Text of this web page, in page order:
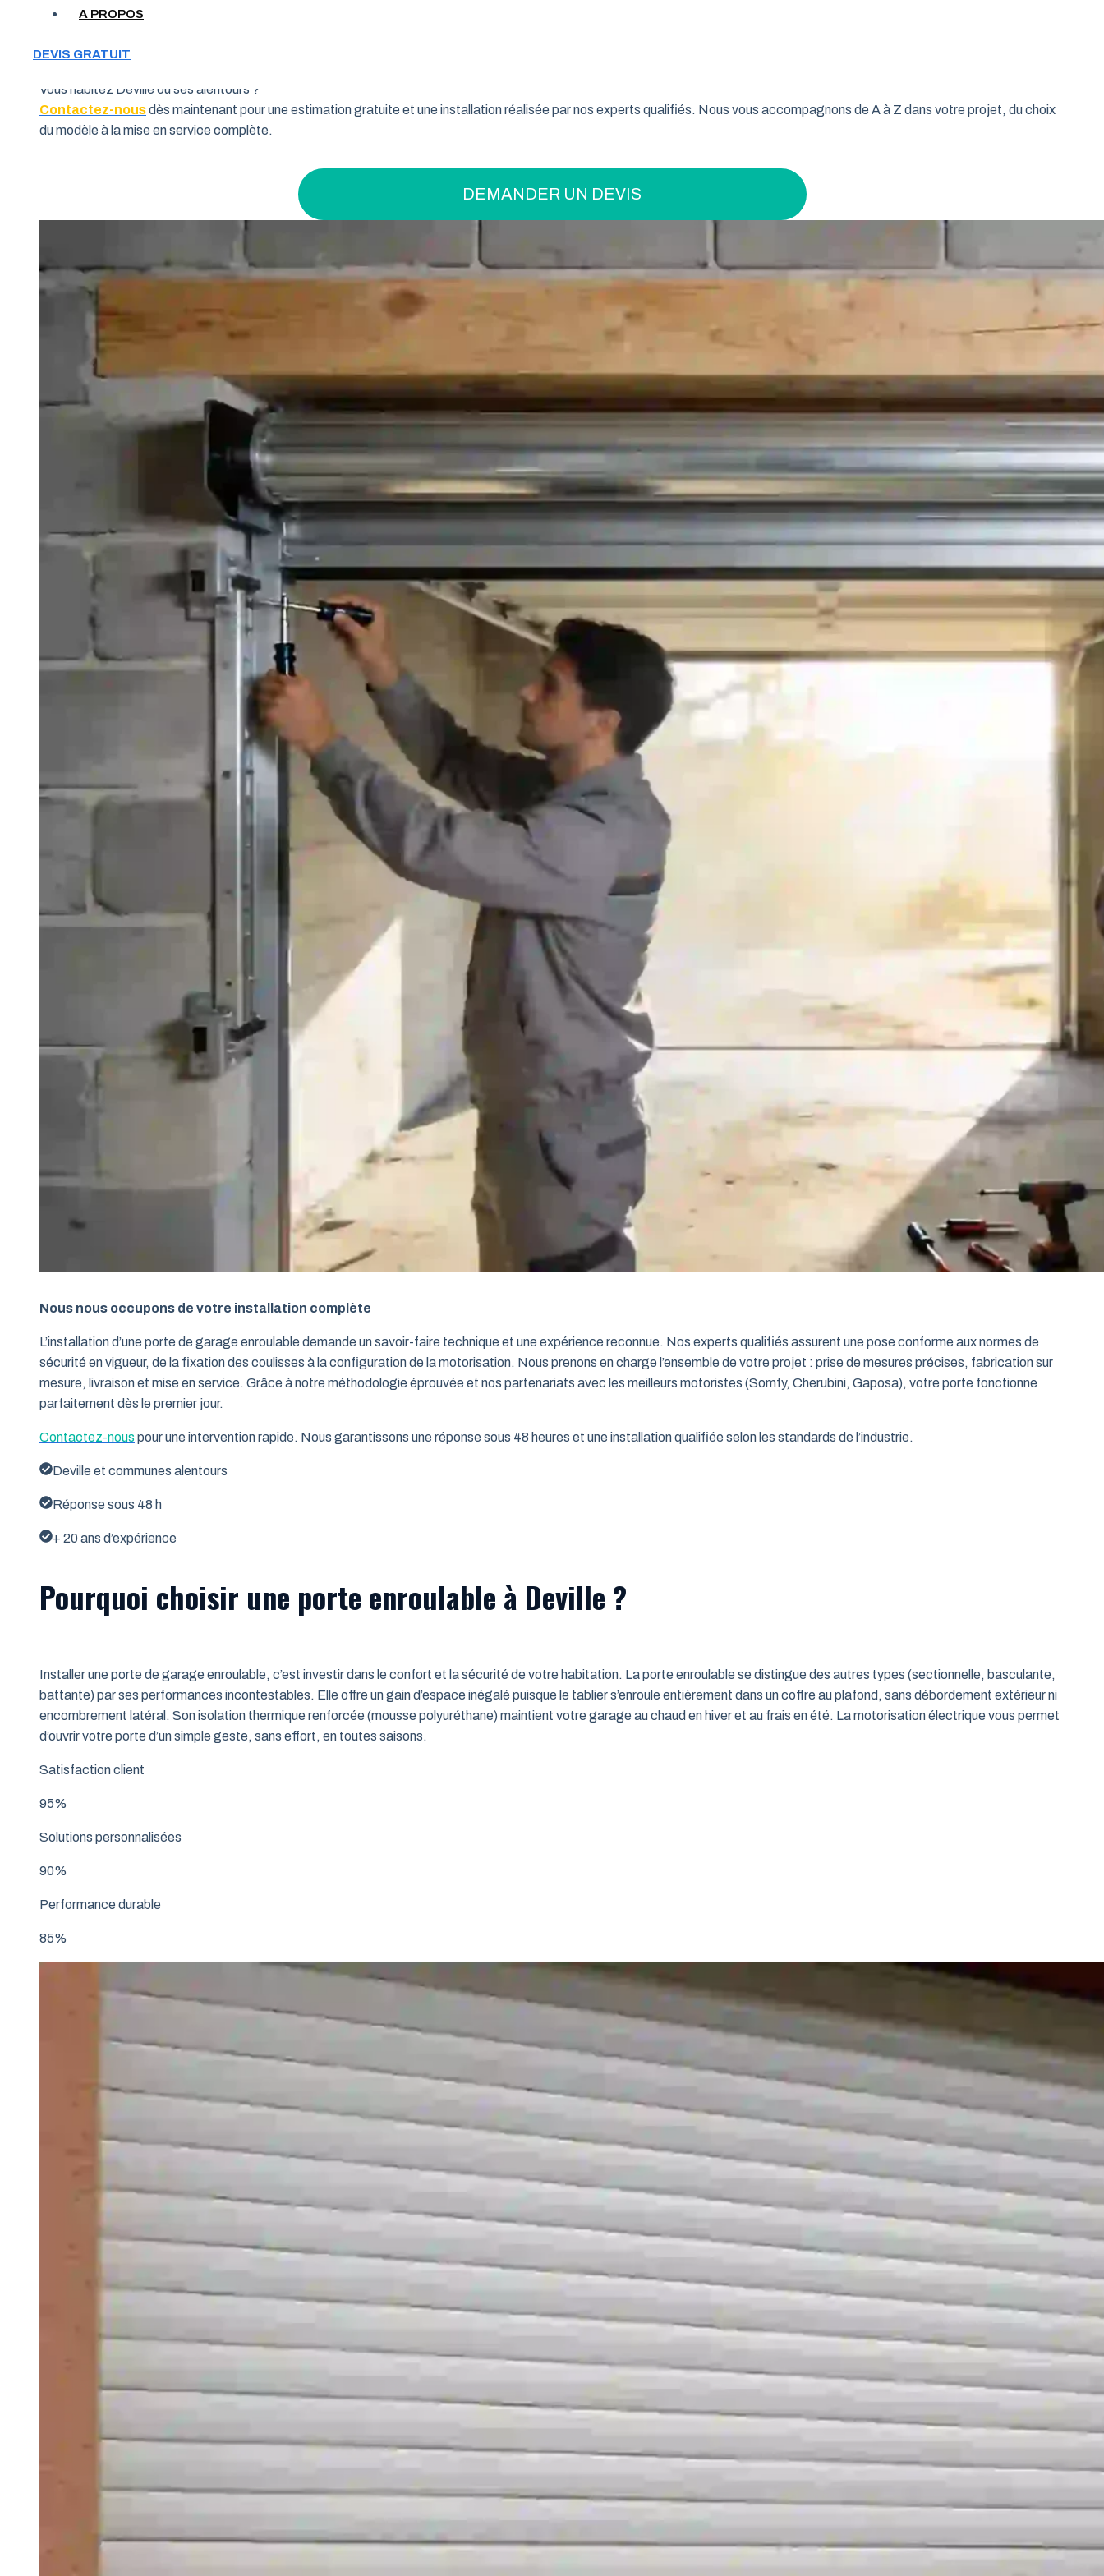
A PROPOS
DEVIS GRATUIT
Votre garage manque de place et vous cherchez une solution pratique pour optimiser votre espace ? La porte de garage enroulable est la réponse idéale pour les propriétaires qui
pourquoi de nombreux habitants de la région Grand Est font confiance à ce type de porte pour sécuriser leur garage tout en gardant un espace maximal à l’intérieur.
Vous habitez Deville ou ses alentours ?
Contactez-nousdès maintenant pour une estimation gratuite et une installation réalisée par nos experts qualifiés. Nous vous accompagnons de A à Z dans votre projet, du choix
du modèle à la mise en service complète.
DEMANDER UN DEVIS
Nous nous occupons de votre installation complète
L’installation d’une porte de garage enroulable demande un savoir-faire technique et une expérience reconnue. Nos experts qualifiés assurent une pose conforme aux normes de
sécurité en vigueur, de la fixation des coulisses à la configuration de la motorisation. Nous prenons en charge l’ensemble de votre projet : prise de mesures précises, fabrication sur
mesure, livraison et mise en service. Grâce à notre méthodologie éprouvée et nos partenariats avec les meilleurs motoristes (Somfy, Cherubini, Gaposa), votre porte fonctionne
parfaitement dès le premier jour.
Contactez-nous pour une intervention rapide. Nous garantissons une réponse sous 48 heures et une installation qualifiée selon les standards de l’industrie.
Deville et communes alentours
Réponse sous 48 h
+ 20 ans d’expérience
Pourquoi choisir une porte enroulable à Deville ?
Installer une porte de garage enroulable, c’est investir dans le confort et la sécurité de votre habitation. La porte enroulable se distingue des autres types (sectionnelle, basculante,
battante) par ses performances incontestables. Elle offre un gain d’espace inégalé puisque le tablier s’enroule entièrement dans un coffre au plafond, sans débordement extérieur ni
encombrement latéral. Son isolation thermique renforcée (mousse polyuréthane) maintient votre garage au chaud en hiver et au frais en été. La motorisation électrique vous permet
d’ouvrir votre porte d’un simple geste, sans effort, en toutes saisons.
Satisfaction client
95%
Solutions personnalisées
90%
Performance durable
85%